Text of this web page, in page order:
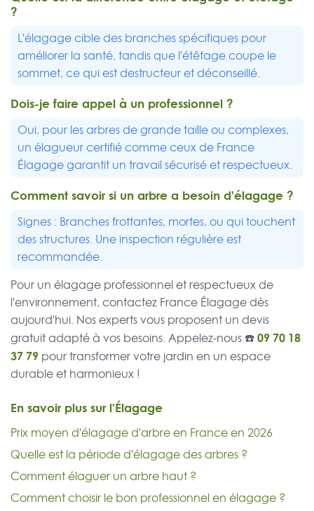
?
L'élagage cible des branches spécifiques pour
améliorer la santé, tandis que l'étêtage coupe le
sommet, ce qui est destructeur et déconseillé.
Dois-je faire appel à un professionnel ?
Oui, pour les arbres de grande taille ou complexes,
un élagueur certifié comme ceux de France
Élagage garantit un travail sécurisé et respectueux.
Comment savoir si un arbre a besoin d'élagage ?
Signes : Branches frottantes, mortes, ou qui touchent
des structures. Une inspection régulière est
recommandée.
Pour un élagage professionnel et respectueux de
l'environnement, contactez France Élagage dès
aujourd'hui. Nos experts vous proposent un devis
gratuit adapté à vos besoins. Appelez-nous ☎️09 70 18
37 79 pour transformer votre jardin en un espace
durable et harmonieux !
En savoir plus sur l'Élagage
Prix moyen d'élagage d'arbre en France en 2026
Quelle est la période d'élagage des arbres ?
Comment élaguer un arbre haut ?
Comment choisir le bon professionnel en élagage ?